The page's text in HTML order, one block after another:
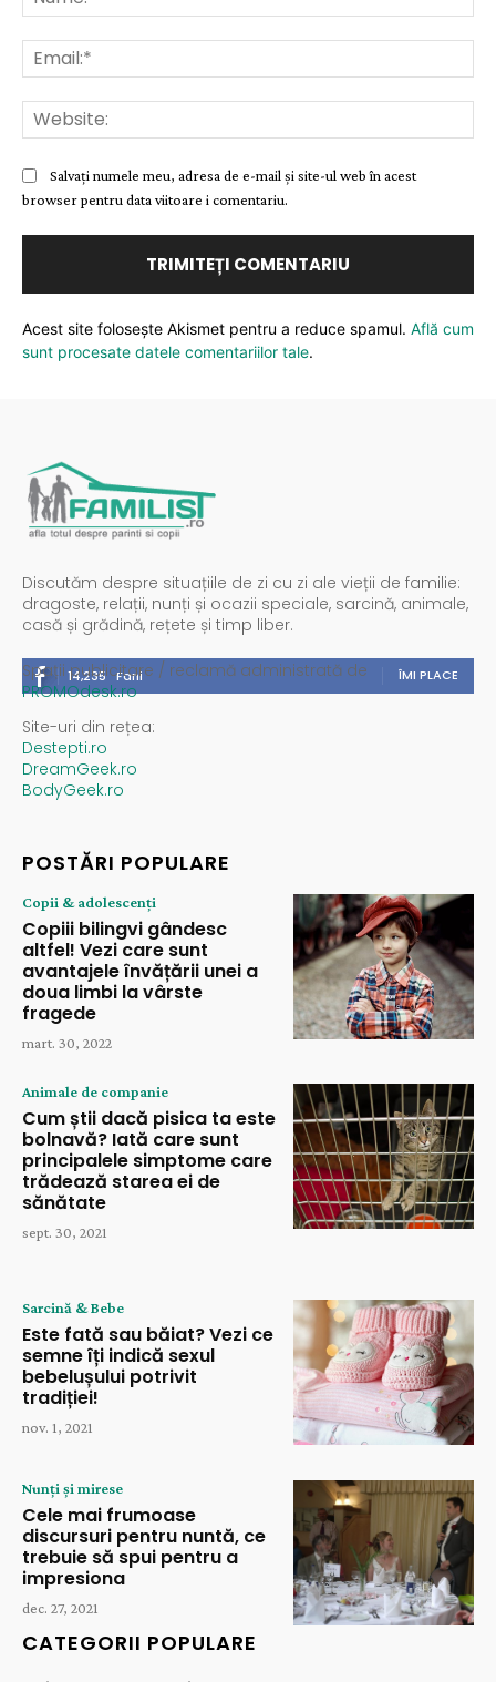
Salvați numele meu, adresa de e-mail și site-ul web în acest
browser pentru data viitoare i comentariu.
Acest site folosește Akismet pentru a reduce spamul. Află cum
sunt procesate datele comentariilor tale.
Discutăm despre situațiile de zi cu zi ale vieții de familie:
dragoste, relații, nunți și ocazii speciale, sarcină, animale,
casă și grădină, rețete și timp liber.
14,235 Fani ÎMI PLACE
Spații publicitare / reclamă administrată de
PROMOdesk.ro
Site-uri din rețea:
Destepti.ro
DreamGeek.ro
BodyGeek.ro
POSTĂRI POPULARE
Copii & adolescenți
Copiii bilingvi gândesc
altfel! Vezi care sunt
avantajele învățării unei a
doua limbi la vârste
fragede
mart. 30, 2022
Animale de companie
Cum știi dacă pisica ta este
bolnavă? Iată care sunt
principalele simptome care
trădează starea ei de
sănătate
sept. 30, 2021
Sarcină & Bebe
Este fată sau băiat? Vezi ce
semne îți indică sexul
bebelușului potrivit
tradiției!
nov. 1, 2021
Nunți și mirese
Cele mai frumoase
discursuri pentru nuntă, ce
trebuie să spui pentru a
impresiona
dec. 27, 2021
CATEGORII POPULARE